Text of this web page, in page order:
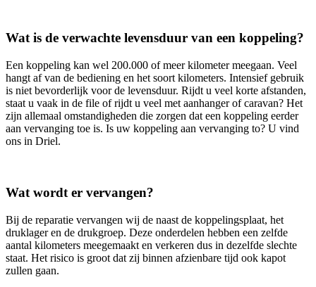
Wat is de verwachte levensduur van een koppeling?
Een koppeling kan wel 200.000 of meer kilometer meegaan. Veel
hangt af van de bediening en het soort kilometers. Intensief gebruik
is niet bevorderlijk voor de levensduur. Rijdt u veel korte afstanden,
staat u vaak in de file of rijdt u veel met aanhanger of caravan? Het
zijn allemaal omstandigheden die zorgen dat een koppeling eerder
aan vervanging toe is. Is uw koppeling aan vervanging to? U vind
ons in Driel.
Wat wordt er vervangen?
Bij de reparatie vervangen wij de naast de koppelingsplaat, het
druklager en de drukgroep. Deze onderdelen hebben een zelfde
aantal kilometers meegemaakt en verkeren dus in dezelfde slechte
staat. Het risico is groot dat zij binnen afzienbare tijd ook kapot
zullen gaan.